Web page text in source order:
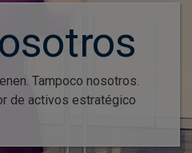
Tampoco nosotros.
de activos estratégico